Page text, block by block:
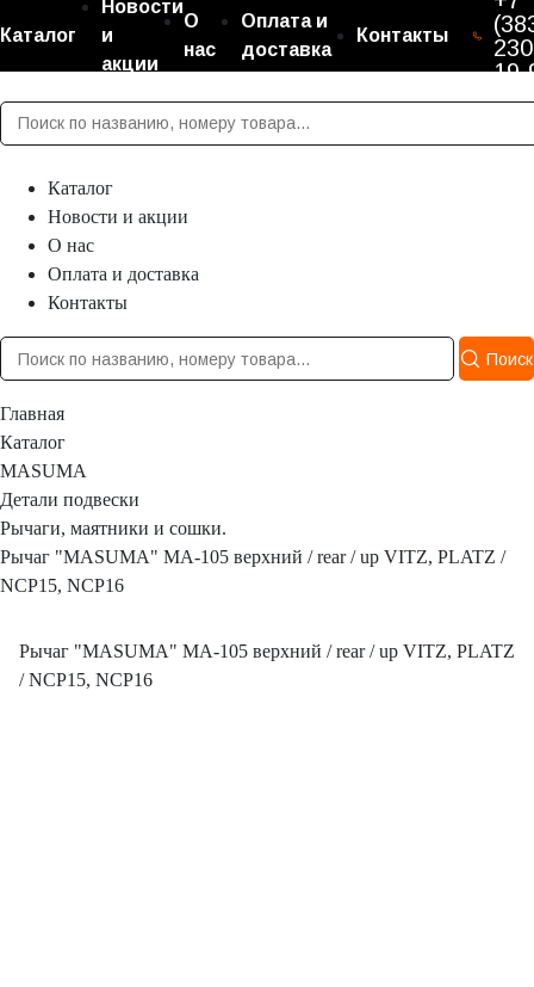
Каталог
Новости
и
акции
О
нас
Оплата и
доставка
Контакты
19-
Каталог
Новости и акции
О нас
Оплата и доставка
Контакты
Поиск
Главная
Каталог
MASUMA
Детали подвески
Рычаги, маятники и сошки.
Рычаг "MASUMA" MA-105 верхний / rear / up VITZ, PLATZ /
NCP15, NCP16
Рычаг "MASUMA" MA-105 верхний / rear / up VITZ, PLATZ
/ NCP15, NCP16